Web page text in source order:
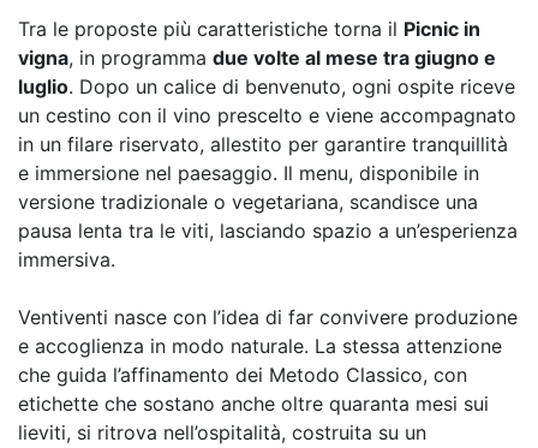
Tra le proposte più caratteristiche torna il Picnic in
vigna, in programma due volte al mese tra giugno e
luglio. Dopo un calice di benvenuto, ogni ospite riceve
un cestino con il vino prescelto e viene accompagnato
in un filare riservato, allestito per garantire tranquillità
e immersione nel paesaggio. Il menu, disponibile in
versione tradizionale o vegetariana, scandisce una
pausa lenta tra le viti, lasciando spazio a un’esperienza
immersiva.
Ventiventi nasce con l’idea di far convivere produzione
e accoglienza in modo naturale. La stessa attenzione
che guida l’affinamento dei Metodo Classico, con
etichette che sostano anche oltre quaranta mesi sui
lieviti, si ritrova nell’ospitalità, costruita su un